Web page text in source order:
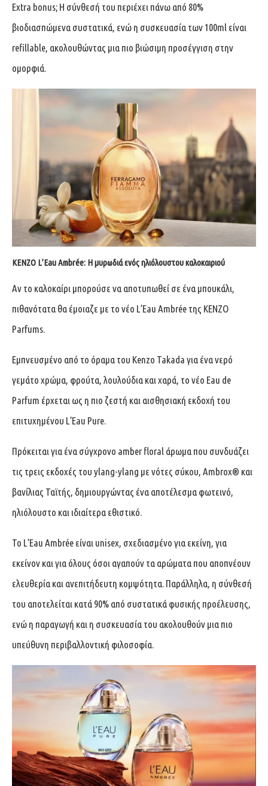
Extra bonus; Η σύνθεσή του περιέχει πάνω από 80%
βιοδιασπώμενα συστατικά, ενώ η συσκευασία των 100ml είναι
refillable, ακολουθώντας μια πιο βιώσιμη προσέγγιση στην
ομορφιά.
KENZO L’Eau Ambrée: Η μυρωδιά ενός ηλιόλουστου καλοκαιριού
Αν το καλοκαίρι μπορούσε να αποτυπωθεί σε ένα μπουκάλι,
πιθανότατα θα έμοιαζε με το νέο L’Eau Ambrée της KENZO
Parfums.
Εμπνευσμένο από το όραμα του Kenzo Takada για ένα νερό
γεμάτο χρώμα, φρούτα, λουλούδια και χαρά, το νέο Eau de
Parfum έρχεται ως η πιο ζεστή και αισθησιακή εκδοχή του
επιτυχημένου L’Eau Pure.
Πρόκειται για ένα σύγχρονο amber floral άρωμα που συνδυάζει
τις τρεις εκδοχές του ylang-ylang με νότες σύκου, Ambrox® και
βανίλιας Ταϊτής, δημιουργώντας ένα αποτέλεσμα φωτεινό,
ηλιόλουστο και ιδιαίτερα εθιστικό.
Το L’Eau Ambrée είναι unisex, σχεδιασμένο για εκείνη, για
εκείνον και για όλους όσοι αγαπούν τα αρώματα που αποπνέουν
ελευθερία και ανεπιτήδευτη κομψότητα. Παράλληλα, η σύνθεσή
του αποτελείται κατά 90% από συστατικά φυσικής προέλευσης,
ενώ η παραγωγή και η συσκευασία του ακολουθούν μια πιο
υπεύθυνη περιβαλλοντική φιλοσοφία.